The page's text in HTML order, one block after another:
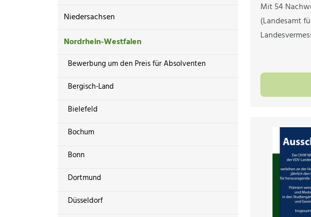
Niedersachsen
Nordrhein-Westfalen
Bewerbung um den Preis für Absolventen
Bergisch-Land
Bielefeld
Bochum
Bonn
Dortmund
Düsseldorf
Mit 54
(Landesamt